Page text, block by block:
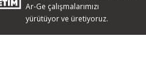
Ar-Ge çalışmalarımızı
yürütüyor ve üretiyoruz.